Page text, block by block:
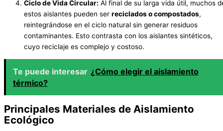
Ciclo de Vida Circular: Al final de su larga vida útil, muchos
estos aislantes pueden ser reciclados o compostados,
reintegrándose en el ciclo natural sin generar residuos
contaminantes. Esto contrasta con los aislantes sintéticos,
cuyo reciclaje es complejo y costoso.
Te puede interesar ¿Cómo elegir el aislamiento
térmico?
Principales Materiales de Aislamiento
Ecológico